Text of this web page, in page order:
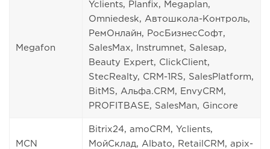
Megafon
Yclients, Planfix, Megaplan,
Omniedesk, Автошкола-Контроль,
РемОнлайн, РосБизнесСофт,
SalesMax, Instrumnet, Salesap,
Beauty Expert, ClickClient,
StecRealty, CRM-1RS, SalesPlatform,
BitMS, Альфа.CRM, EnvyCRM,
PROFITBASE, SalesMan, Gincore
MCN
Bitrix24, amoCRM, Yclients,
МойСклад, Albato, RetailCRM, apix-